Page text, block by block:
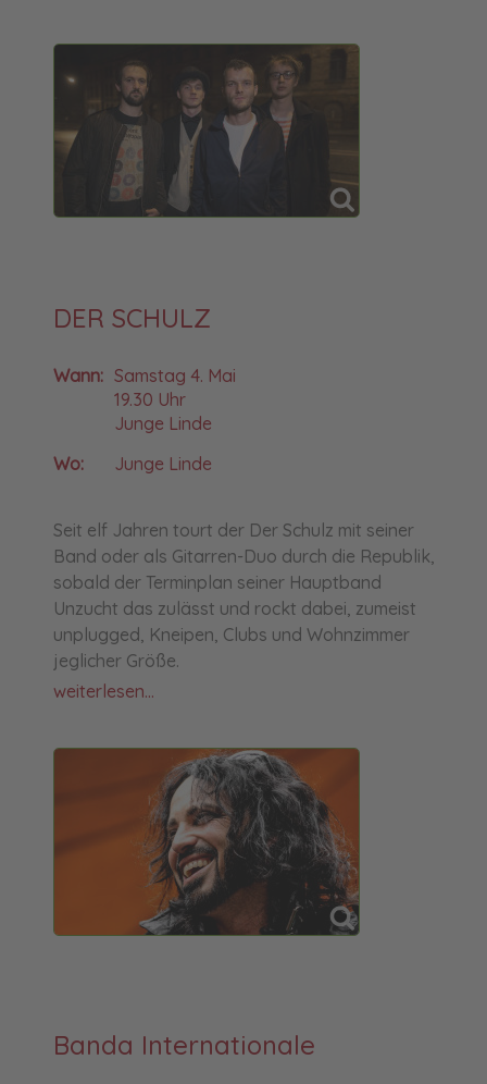
DER SCHULZ
Wann: Samstag 4. Mai
19.30 Uhr
Junge Linde
Wo:
Junge Linde
Seit elf Jahren tourt der Der Schulz mit seiner
Band oder als Gitarren-Duo durch die Republik,
sobald der Terminplan seiner Hauptband
Unzucht das zulässt und rockt dabei, zumeist
unplugged, Kneipen, Clubs und Wohnzimmer
jeglicher Größe.
weiterlesen...
Banda Internationale